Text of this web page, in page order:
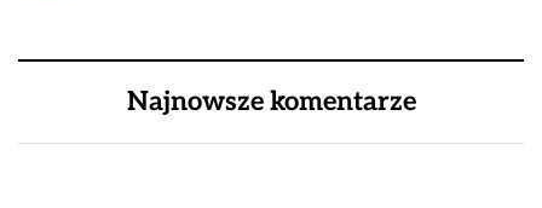
Najnowsze komentarze